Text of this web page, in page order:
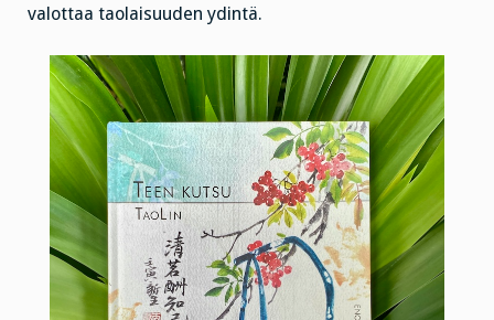
valottaa taolaisuuden ydintä.